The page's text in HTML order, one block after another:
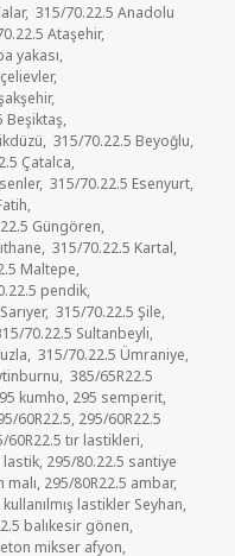
, 315/70.22.5 Anadolu
Ataşehir,
yakası,
,
,
Beşiktaş,
, 315/70.22.5 Beyoğlu,
Çatalca,
, 315/70.22.5 Esenyurt,
,
Güngören,
, 315/70.22.5 Kartal,
Maltepe,
pendik,
, 315/70.22.5 Şile,
70.22.5 Sultanbeyli,
, 315/70.22.5 Ümraniye,
, 385/65R22.5
kumho, 295 semperit,
60R22.5, 295/60R22.5
60R22.5 tır lastikleri,
lastik, 295/80.22.5 santiye
malı, 295/80R22.5 ambar,
lastikler Seyhan,
balıkesir gönen,
mikser afyon,